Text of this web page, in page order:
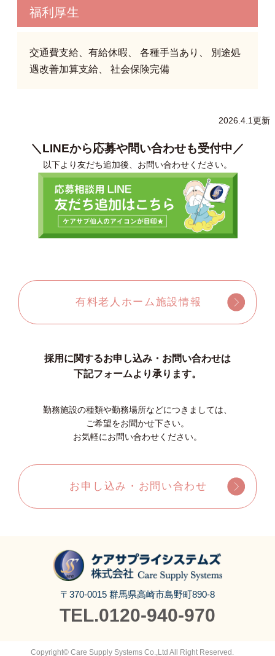
福利厚生
交通費支給、有給休暇、 各種手当あり、 別途処
遇改善加算支給、 社会保険完備
2026.4.1更新
＼LINEから応募や問い合わせも受付中／
以下より友だち追加後、お問い合わせください。
有料老人ホーム施設情報
採用に関するお申し込み・お問い合わせは
下記フォームより承ります。
勤務施設の種類や勤務場所などにつきましては、
ご希望をお聞かせ下さい。
お気軽にお問い合わせください。
お申し込み・お問い合わせ
〒370-0015 群馬県高崎市島野町890-8
TEL.0120-940-970
Copyright© Care Supply Systems Co.,Ltd All Right Reserved.